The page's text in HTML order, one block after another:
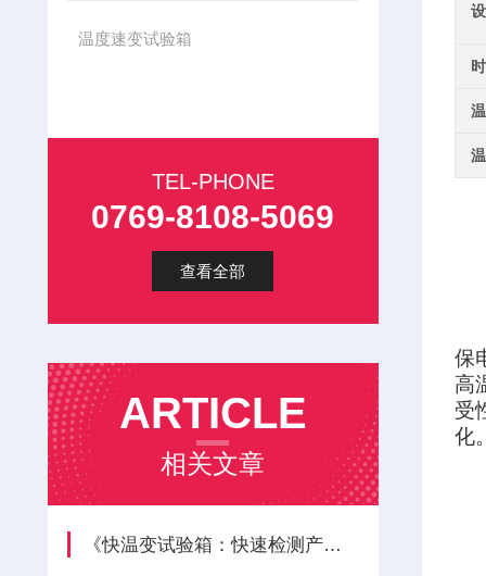
温度速变试验箱
TEL-PHONE
0769-8108-5069
查看全部
ARTICLE
相关文章
《快温变试验箱：快速检测产品温度冲击适应能力》
保
高
受
化